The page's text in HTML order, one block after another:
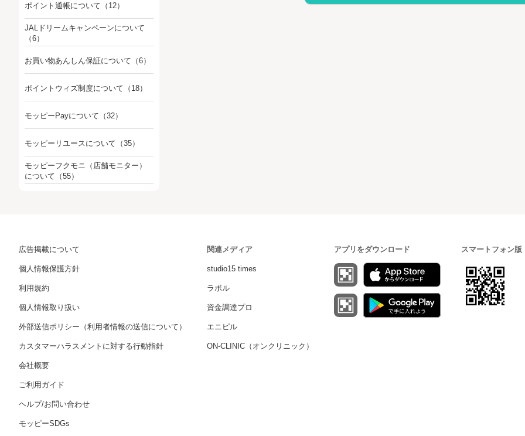
ポイント通帳について （12）
JALドリームキャンペーンについて
（6）
お買い物あんしん保証について （6）
ポイントウィズ制度について （18）
モッピーPayについて （32）
モッピーリユースについて （35）
モッピーフクモニ（店舗モニター）
について （55）
広告掲載について
個人情報保護方針
利用規約
個人情報取り扱い
外部送信ポリシー（利用者情報の送信について）
カスタマーハラスメントに対する行動指針
会社概要
ご利用ガイド
ヘルプ/お問い合わせ
モッピーSDGs
関連メディア
studio15 times
ラボル
資金調達プロ
エニピル
ON-CLINIC（オンクリニック）
アプリをダウンロード スマートフォン版